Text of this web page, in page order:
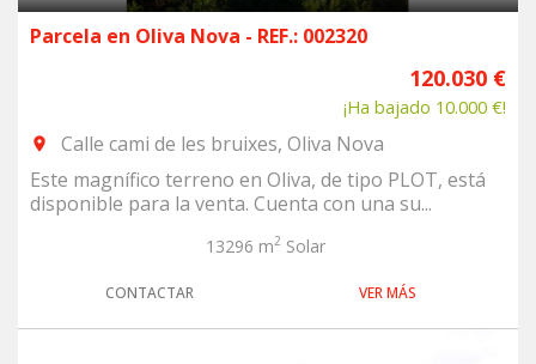
Parcela en Oliva Nova - REF.: 002320
120.030 €
¡Ha bajado 10.000 €!
room
Calle cami de les bruixes, Oliva Nova
Este magnífico terreno en Oliva, de tipo PLOT, está
disponible para la venta. Cuenta con una su...
13296 m2 Solar
CONTACTAR VER MÁS
Previous Next